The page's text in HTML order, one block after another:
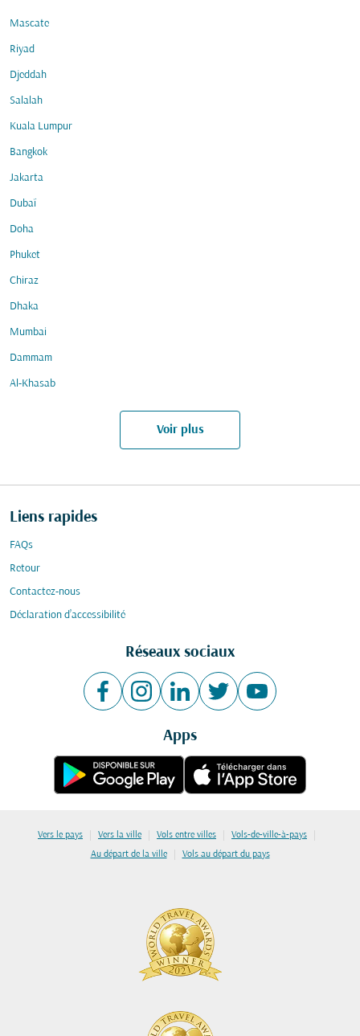
Mascate
Riyad
Djeddah
Salalah
Kuala Lumpur
Bangkok
Jakarta
Dubaï
Doha
Phuket
Chiraz
Dhaka
Mumbai
Dammam
Al-Khasab
Voir plus
Liens rapides
FAQs
Retour
Contactez-nous
Déclaration d’accessibilité
Réseaux sociaux
Apps
Vers le pays | Vers la ville | Vols entre villes | Vols-de-ville-à-pays |
Au départ de la ville | Vols au départ du pays